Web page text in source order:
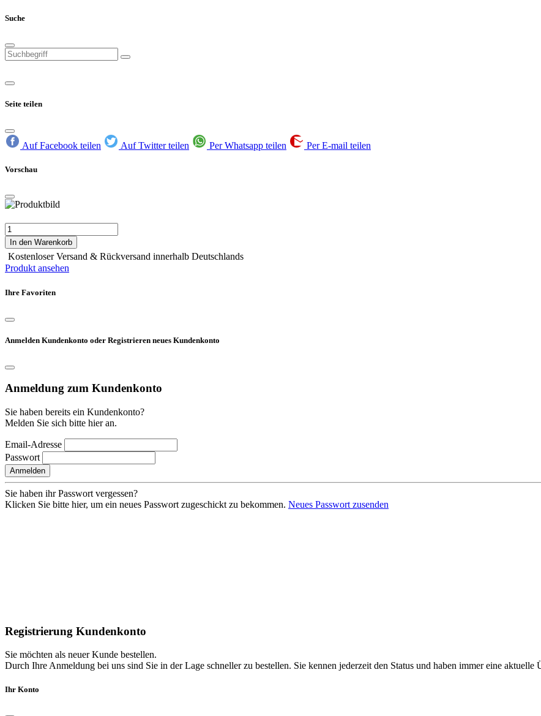
Suche
Seite teilen
Auf Facebook teilen Auf Twitter teilen Per Whatsapp teilen Per E-mail teilen
Vorschau
In den Warenkorb
Kostenloser Versand & Rückversand innerhalb Deutschlands
Produkt ansehen
Ihre Favoriten
Anmelden Kundenkonto oder Registrieren neues Kundenkonto
Anmeldung zum Kundenkonto
Sie haben bereits ein Kundenkonto?
Melden Sie sich bitte hier an.
Email-Adresse
Passwort
Anmelden
Sie haben ihr Passwort vergessen?
Klicken Sie bitte hier, um ein neues Passwort zugeschickt zu bekommen. Neues Passwort zusenden
Registrierung Kundenkonto
Sie möchten als neuer Kunde bestellen.
Durch Ihre Anmeldung bei uns sind Sie in der Lage schneller zu bestellen. Sie kennen jederzeit den Status und haben immer eine aktuelle
Ihr Konto